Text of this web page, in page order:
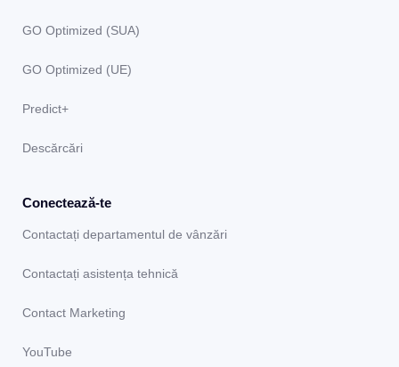
GO Optimized (SUA)
GO Optimized (UE)
Predict+
Descărcări
Conectează-te
Contactați departamentul de vânzări
Contactați asistența tehnică
Contact Marketing
YouTube